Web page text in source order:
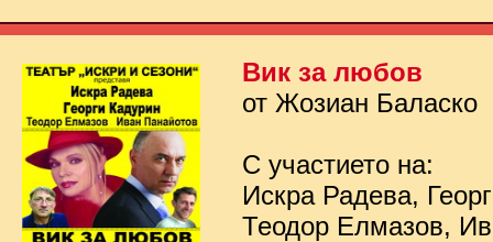
Вик за любов
от Жозиан Баласко
С участието на:
Искра Радева,
Теодор Елмазов,